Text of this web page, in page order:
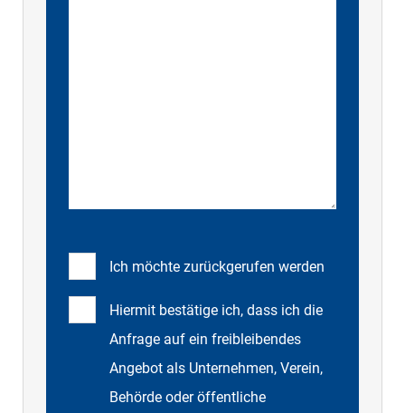
Ich möchte zurückgerufen werden
Hiermit bestätige ich, dass ich die
Anfrage auf ein freibleibendes
Angebot als Unternehmen, Verein,
Behörde oder öffentliche